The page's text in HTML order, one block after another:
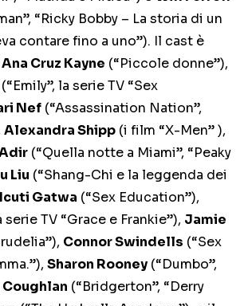
“Ricky Bobby – La storia di un
contare fino a uno”). Il cast è
Ana Cruz Kayne (“Piccole donne”),
(“Emily”, la serie TV “Sex
Nef (“Assassination Nation”,
Alexandra Shipp (i film “X-Men” ),
(“Quella notte a Miami”, “Peaky
Liu (“Shang-Chi e la leggenda dei
Gatwa (“Sex Education”),
serie TV “Grace e Frankie”), Jamie
Connor Swindells (“Sex
Sharon Rooney (“Dumbo”,
(“Bridgerton”, “Derry